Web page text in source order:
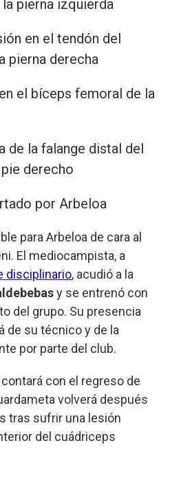
pierna izquierda
en el tendón del
pierna derecha
el bíceps femoral de la
de la falange distal del
derecho
por Arbeloa
para Arbeloa de cara al
El mediocampista, a
disciplinario, acudió a la
y se entrenó con
del grupo. Su presencia
de su técnico y de la
por parte del club.
con el regreso de
volverá después
tras sufrir una lesión
del cuádriceps